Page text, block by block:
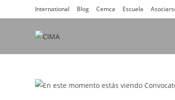
International Blog Cemca Escuela